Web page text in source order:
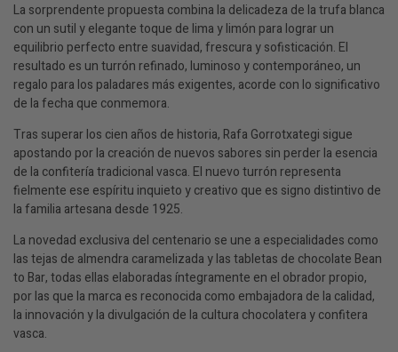
La sorprendente propuesta combina la delicadeza de la trufa blanca
con un sutil y elegante toque de lima y limón para lograr un
equilibrio perfecto entre suavidad, frescura y sofisticación. El
resultado es un turrón refinado, luminoso y contemporáneo, un
regalo para los paladares más exigentes, acorde con lo significativo
de la fecha que conmemora.
Tras superar los cien años de historia, Rafa Gorrotxategi sigue
apostando por la creación de nuevos sabores sin perder la esencia
de la confitería tradicional vasca. El nuevo turrón representa
fielmente ese espíritu inquieto y creativo que es signo distintivo de
la familia artesana desde 1925.
La novedad exclusiva del centenario se une a especialidades como
las tejas de almendra caramelizada y las tabletas de chocolate Bean
to Bar, todas ellas elaboradas íntegramente en el obrador propio,
por las que la marca es reconocida como embajadora de la calidad,
la innovación y la divulgación de la cultura chocolatera y confitera
vasca.